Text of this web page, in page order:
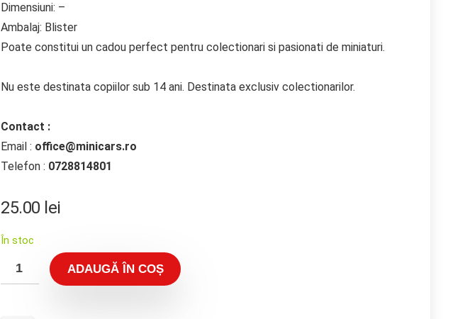
Dimensiuni: –
Ambalaj: Blister
Poate constitui un cadou perfect pentru colectionari si pasionati de miniaturi.
Nu este destinata copiilor sub 14 ani. Destinata exclusiv colectionarilor.
Contact :
Email : office@minicars.ro
Telefon : 0728814801
25.00 lei
În stoc
ADAUGĂ ÎN COȘ